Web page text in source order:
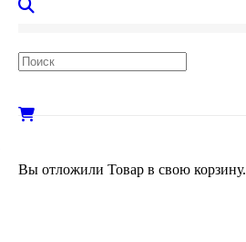
Вы отложили Товар в свою корзину.